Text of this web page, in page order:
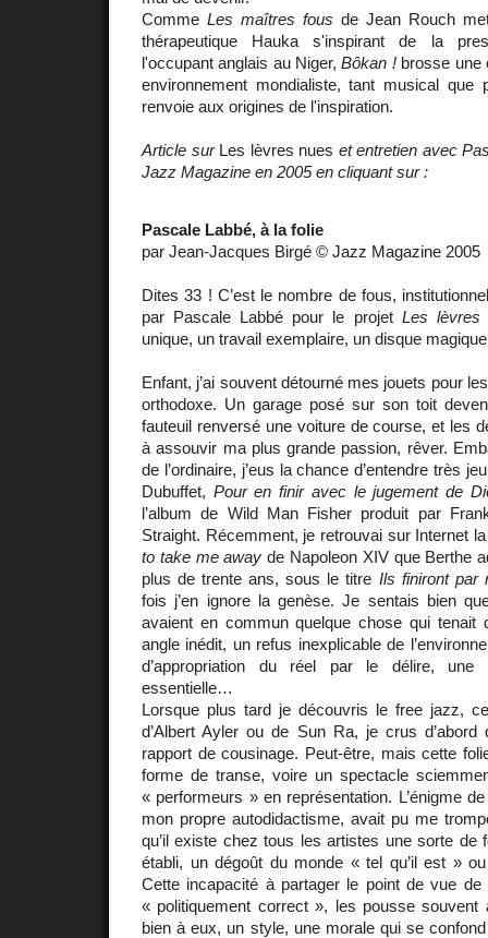
Comme Les maîtres fous de Jean Rouch
thérapeutique Hauka s'inspirant de la
l'occupant anglais au Niger,Bôkan !brosse une
environnement mondialiste, tant musical que
renvoie aux origines de l'inspiration.
Article sur Les lèvres nues et entretien avec
Jazz Magazine en 2005 en cliquant sur :
Pascale Labbé, à la folie
par Jean-Jacques Birgé © Jazz Magazine 2005
Dites 33 ! C’est le nombre de fous,
par Pascale Labbé pour le projet Les lèvres
unique, un travail exemplaire, un disque
Enfant, j’ai souvent détourné mes jouets pour
orthodoxe. Un garage posé sur son toit
fauteuil renversé une voiture de course, et les
à assouvir ma plus grande passion, rêver.
de l’ordinaire, j’eus la chance d’entendre très
Dubuffet, Pour en finir avec le jugement de
l’album de Wild Man Fisher produit par
Straight. Récemment, je retrouvai sur Internet
to take me away de Napoleon XIV que Berthe
plus de trente ans, sous le titre Ils finiront par
fois j’en ignore la genèse. Je sentais bien
avaient en commun quelque chose qui tenait
angle inédit, un refus inexplicable de
d’appropriation du réel par le délire, une
essentielle…
Lorsque plus tard je découvris le free jazz,
d’Albert Ayler ou de Sun Ra, je crus d’abord
rapport de cousinage. Peut-être, mais cette
forme de transe, voire un spectacle
« performeurs » en représentation. L’énigme
mon propre autodidactisme, avait pu me
qu’il existe chez tous les artistes une sorte de
établi, un dégoût du monde « tel qu’il est »
Cette incapacité à partager le point de vue
« politiquement correct », les pousse souvent
bien à eux, un style, une morale qui se